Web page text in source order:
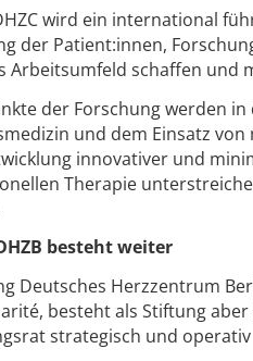
wird ein international
der Patient:innen,
Arbeitsumfeld schaffen und
der Forschung werden
und dem Einsatz
innovativer und
Therapie
besteht weiter
Deutsches Herzzentrum
besteht als Stiftung
strategisch und